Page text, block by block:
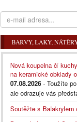
BARVY, LAKY,
Nová koupelna či
na keramické obklady
07.08.2026 - Toužíte
ale odrazuje vás
Soutěžte s Balakrylem